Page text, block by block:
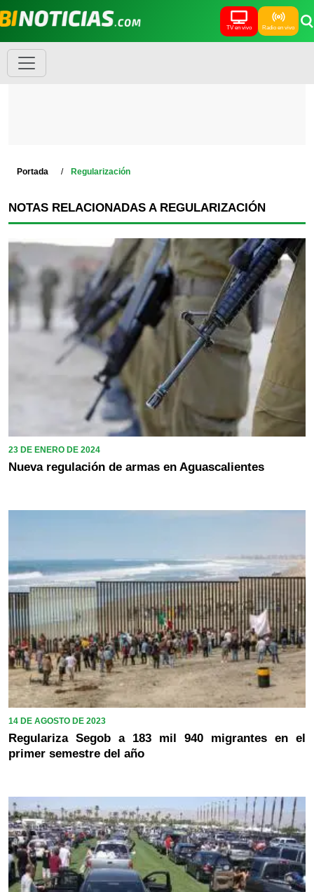
TV en vivo Radio en vivo
Portada Regularización
NOTAS RELACIONADAS A REGULARIZACIÓN
23 DE ENERO DE 2024
Nueva regulación de armas en Aguascalientes
14 DE AGOSTO DE 2023
Regulariza Segob a 183 mil 940 migrantes en el
primer semestre del año